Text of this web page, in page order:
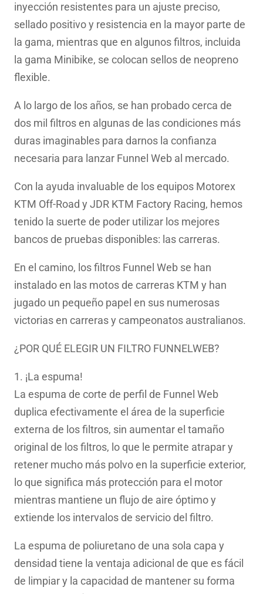
inyección resistentes para un ajuste preciso,
sellado positivo y resistencia en la mayor parte de
la gama, mientras que en algunos filtros, incluida
la gama Minibike, se colocan sellos de neopreno
flexible.
A lo largo de los años, se han probado cerca de
dos mil filtros en algunas de las condiciones más
duras imaginables para darnos la confianza
necesaria para lanzar Funnel Web al mercado.
Con la ayuda invaluable de los equipos Motorex
KTM Off-Road y JDR KTM Factory Racing, hemos
tenido la suerte de poder utilizar los mejores
bancos de pruebas disponibles: las carreras.
En el camino, los filtros Funnel Web se han
instalado en las motos de carreras KTM y han
jugado un pequeño papel en sus numerosas
victorias en carreras y campeonatos australianos.
¿POR QUÉ ELEGIR UN FILTRO FUNNELWEB?
1. ¡La espuma!
La espuma de corte de perfil de Funnel Web
duplica efectivamente el área de la superficie
externa de los filtros, sin aumentar el tamaño
original de los filtros, lo que le permite atrapar y
retener mucho más polvo en la superficie exterior,
lo que significa más protección para el motor
mientras mantiene un flujo de aire óptimo y
extiende los intervalos de servicio del filtro.
La espuma de poliuretano de una sola capa y
densidad tiene la ventaja adicional de que es fácil
de limpiar y la capacidad de mantener su forma